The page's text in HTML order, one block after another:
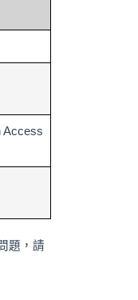
Access
題，請